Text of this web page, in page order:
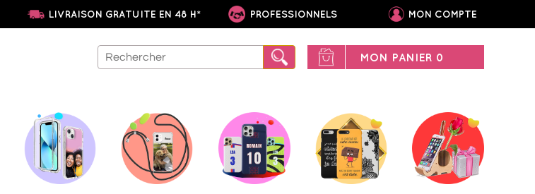
LIVRAISON GRATUITE EN 48 H* PROFESSIONNELS MON COMPTE
MON PANIER 0